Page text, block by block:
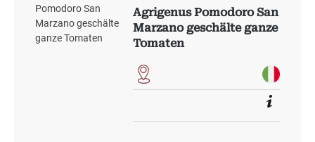
Agrigenus Pomodoro San
Marzano geschälte ganze
Tomaten